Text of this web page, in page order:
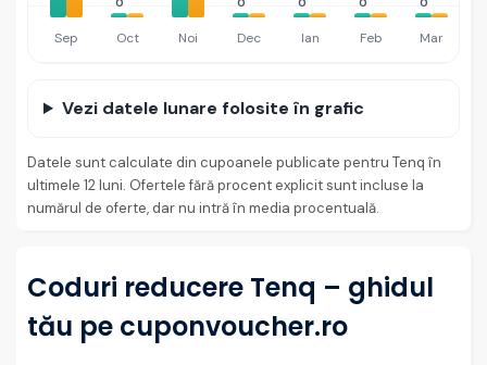
Sep Oct Noi Dec Ian Feb Mar
Vezi datele lunare folosite în grafic
Datele sunt calculate din cupoanele publicate pentru Tenq în
ultimele 12 luni. Ofertele fără procent explicit sunt incluse la
numărul de oferte, dar nu intră în media procentuală.
Coduri reducere Tenq – ghidul
tău pe cuponvoucher.ro